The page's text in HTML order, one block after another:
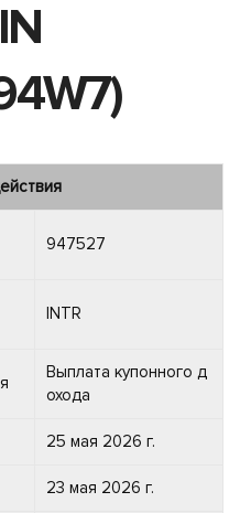
947527
INTR
Выплата купонного д
охода
25 мая 2026 г.
23 мая 2026 г.